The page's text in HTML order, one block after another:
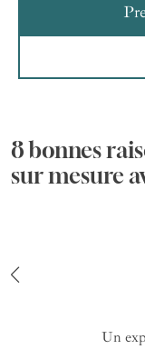
8 bonnes
sur mesure
Un